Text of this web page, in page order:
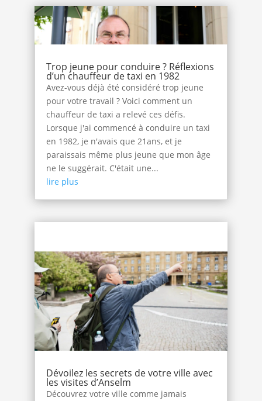
Trop jeune pour conduire ? Réflexions
d’un chauffeur de taxi en 1982
Avez-vous déjà été considéré trop jeune
pour votre travail ? Voici comment un
chauffeur de taxi a relevé ces défis.
Lorsque j'ai commencé à conduire un taxi
en 1982, je n'avais que 21ans, et je
paraissais même plus jeune que mon âge
ne le suggérait. C'était une...
lire plus
Dévoilez les secrets de votre ville avec
les visites d’Anselm
Découvrez votre ville comme jamais